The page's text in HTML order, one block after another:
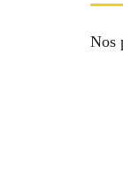
Nos